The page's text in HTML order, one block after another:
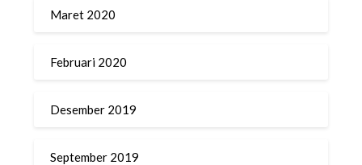
Maret 2020
Februari 2020
Desember 2019
September 2019